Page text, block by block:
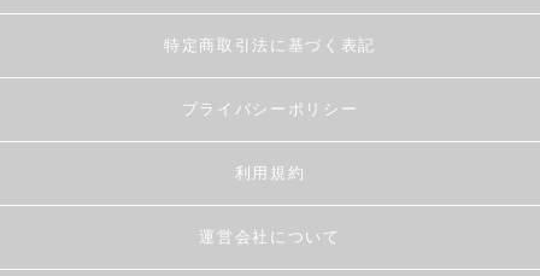
特定商取引法に基づく表記
プライバシーポリシー
利用規約
運営会社について